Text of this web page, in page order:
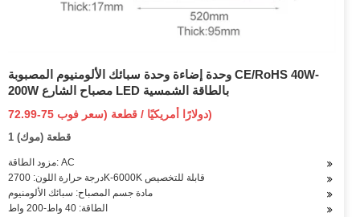
وحدة إضاءة وحدة سبائك الألومنيوم المصبوبة CE/RoHS 40W-
200W مصباح الشارع LED بالطاقة الشمسية
72.99-75 دولارًا أمريكيًا / قطعة (سعر فوب)
1 قطعة (موك)
مزود الطاقة: AC
درجة حرارة اللون: 2700K-6000K قابلة للتخصيص
مادة جسم المصباح: سبائك الألومنيوم
الطاقة: 40 واط-200 واط